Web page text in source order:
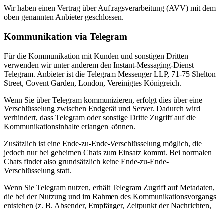
Wir haben einen Vertrag über Auftragsverarbeitung (AVV) mit dem
oben genannten Anbieter geschlossen.
Kommunikation via Telegram
Für die Kommunikation mit Kunden und sonstigen Dritten
verwenden wir unter anderem den Instant-Messaging-Dienst
Telegram. Anbieter ist die Telegram Messenger LLP, 71-75 Shelton
Street, Covent Garden, London, Vereinigtes Königreich.
Wenn Sie über Telegram kommunizieren, erfolgt dies über eine
Verschlüsselung zwischen Endgerät und Server. Dadurch wird
verhindert, dass Telegram oder sonstige Dritte Zugriff auf die
Kommunikationsinhalte erlangen können.
Zusätzlich ist eine Ende-zu-Ende-Verschlüsselung möglich, die
jedoch nur bei geheimen Chats zum Einsatz kommt. Bei normalen
Chats findet also grundsätzlich keine Ende-zu-Ende-
Verschlüsselung statt.
Wenn Sie Telegram nutzen, erhält Telegram Zugriff auf Metadaten,
die bei der Nutzung und im Rahmen des Kommunikationsvorgangs
entstehen (z. B. Absender, Empfänger, Zeitpunkt der Nachrichten,